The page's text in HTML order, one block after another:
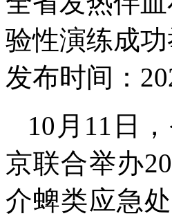
验性演练成
发布时间：
10月11日
京联合举办
介蜱类应急